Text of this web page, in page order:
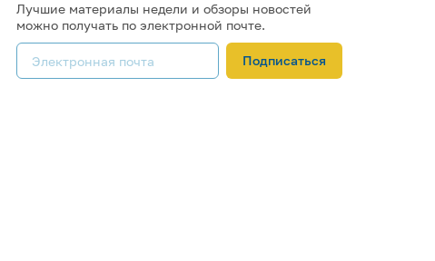
Лучшие материалы недели и обзоры новостей
можно получать по электронной почте.
Подписаться